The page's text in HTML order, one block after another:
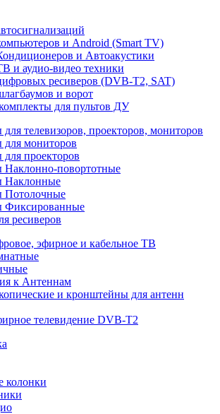
и Android (Smart TV)
и Автоакустики
и аудио-видео техники
ресиверов (DVB-T2, SAT)
и ворот
для пультов ДУ
телевизоров, проекторов, мониторов
мониторов
проекторов
повортотные
Наклонные
Потолочные
Фиксированные
ресиверов
эфирное и кабельное ТВ
к Антеннам
и кронштейны для антенн
телевидение DVB-Т2
колонки